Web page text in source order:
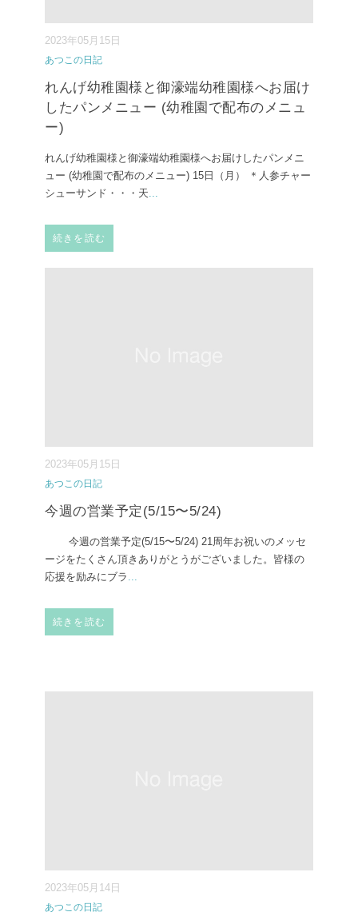
2023年05月15日
あつこの日記
れんげ幼稚園様と御濠端幼稚園様へお届け
したパンメニュー (幼稚園で配布のメニュ
ー)
れんげ幼稚園様と御濠端幼稚園様へお届けしたパンメニ
ュー (幼稚園で配布のメニュー) ⁡15日（月） ⁡＊人参チャー
シューサンド・・・天...
続きを読む
2023年05月15日
あつこの日記
今週の営業予定(5/15〜5/24)
今週の営業予定(5/15〜5/24) ⁡21周年お祝いのメッセ
ージをたくさん頂きありがとうがございました。皆様の
応援を励みにブラ ...
続きを読む
2023年05月14日
あつこの日記